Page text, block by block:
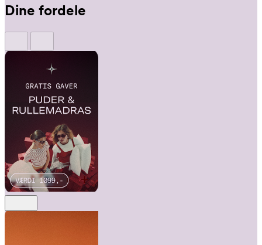
Dine fordele